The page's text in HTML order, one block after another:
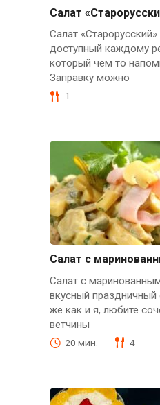
Салат
Салат
доступный каждому
который чем то
Заправку можно
1
Салат с
Салат с
вкусный праздничный
же как и я, любите
ветчины
20 мин. 4